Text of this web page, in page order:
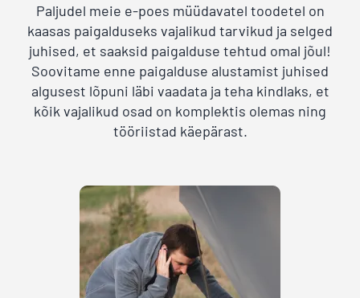
Paljudel meie e-poes müüdavatel toodetel on
kaasas paigalduseks vajalikud tarvikud ja selged
juhised, et saaksid paigalduse tehtud omal jõul!
Soovitame enne paigalduse alustamist juhised
algusest lõpuni läbi vaadata ja teha kindlaks, et
kõik vajalikud osad on komplektis olemas ning
tööriistad käepärast.